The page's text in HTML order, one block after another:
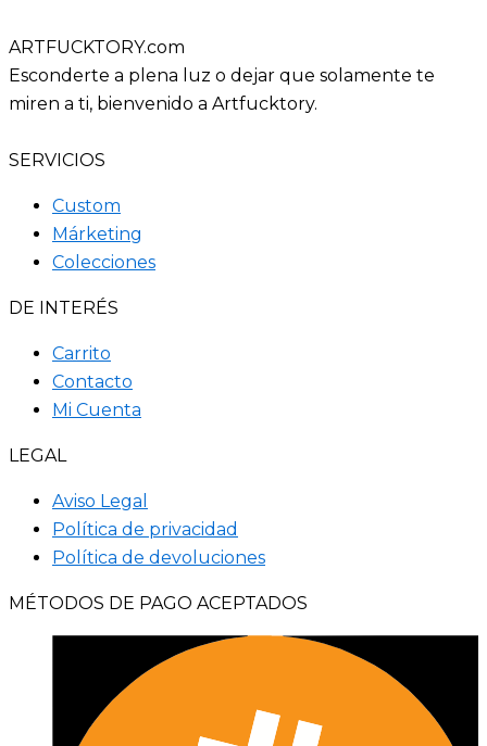
ARTFUCKTORY.com
Esconderte a plena luz o dejar que solamente te
miren a ti, bienvenido a Artfucktory.
SERVICIOS
Custom
Márketing
Colecciones
DE INTERÉS
Carrito
Contacto
Mi Cuenta
LEGAL
Aviso Legal
Política de privacidad
Política de devoluciones
MÉTODOS DE PAGO ACEPTADOS